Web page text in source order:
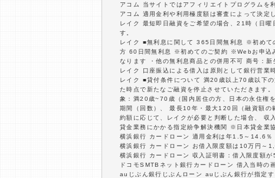
アコム 当サイトではアフィリエイトプログラムを
アコム 適用金利や利用極度額は審査によって決定
レイク 最短即日融資をご希望の場合、21時（日
す。
レイク ■無利息に関して 365日間無利息 ※初めて
方 60日間無利息 ※初めてのご契約 ※Webお申込
なります ・他の無利息商品との併用不可 商号：
レイク 口座振込による借入は原則として銀行営業
レイク ■貸付条件について 満20歳以上70歳以下
た時点で新たなご融資を停止させていただきます
象：満20歳~70歳（国内居住の方、日本の永住権
期間（回数）、 最長10年・最大120回（融資額の
約額に応じて、レイクが必要と判断した場合、
貸金業務にかかる指定紛争解決機関 ※日本貸金業
横浜銀行 カードローン 適用金利は年1.5～14.6％
横浜銀行 カードローン お借入限度額は10万円～
横浜銀行 カードローン 収入証明書：借入限度額
ドコモSMTBネット銀行カードローン 借入当時の
auじぶん銀行じぶんローン auじぶん銀行が指定